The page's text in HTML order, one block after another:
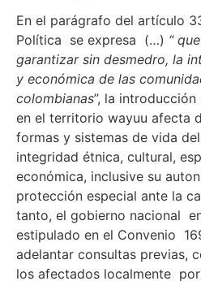
En el parágrafo del artículo
Política se expresa (…) “
garantizar sin desmedro, la
y económica de las
colombianas”, la
en el territorio wayuu afecta
formas y sistemas de vida
integridad étnica, cultural,
económica, inclusive su
protección especial ante la
tanto, el gobierno nacional
estipulado en el Convenio
adelantar consultas previas,
los afectados localmente